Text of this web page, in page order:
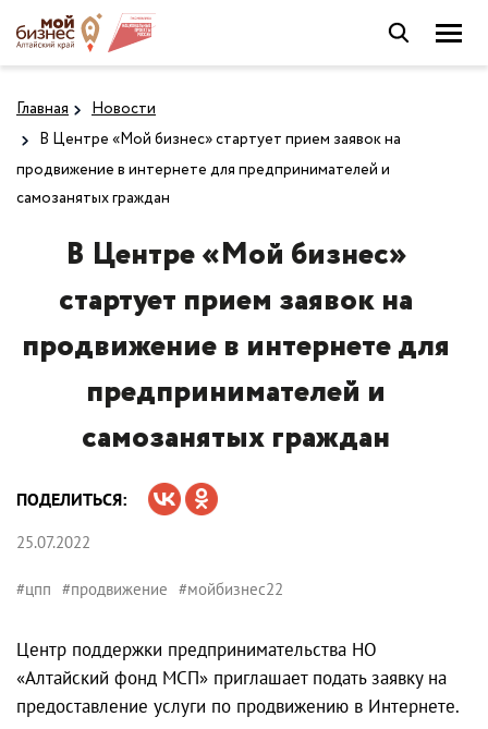
Главная
Новости
В Центре «Мой бизнес» стартует прием заявок на
продвижение в интернете для предпринимателей и
самозанятых граждан
В Центре «Мой бизнес»
стартует прием заявок на
продвижение в интернете для
предпринимателей и
самозанятых граждан
ПОДЕЛИТЬСЯ:
25.07.2022
#цпп #продвижение #мойбизнес22
Центр поддержки предпринимательства НО
«Алтайский фонд МСП» приглашает подать заявку на
предоставление услуги по продвижению в Интернете.